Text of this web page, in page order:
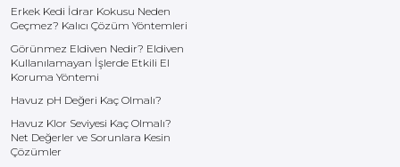
Erkek Kedi İdrar Kokusu Neden
Geçmez? Kalıcı Çözüm Yöntemleri
Görünmez Eldiven Nedir? Eldiven
Kullanılamayan İşlerde Etkili El
Koruma Yöntemi
Havuz pH Değeri Kaç Olmalı?
Havuz Klor Seviyesi Kaç Olmalı?
Net Değerler ve Sorunlara Kesin
Çözümler